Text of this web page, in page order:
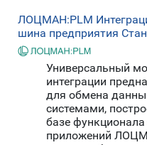
ЛОЦМАН:PLM
шина предприятия
Универсальный
интеграции
для обмена
системами,
базе функционала
приложений